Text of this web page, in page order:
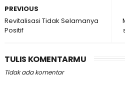
PREVIOUS
Revitalisasi Tidak Selamanya
Positif
TULIS KOMENTARMU
Tidak ada komentar